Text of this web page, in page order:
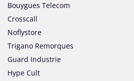
Bouygues Telecom
Crosscall
Noflystore
Trigano Remorques
Guard Industrie
Hype Cult